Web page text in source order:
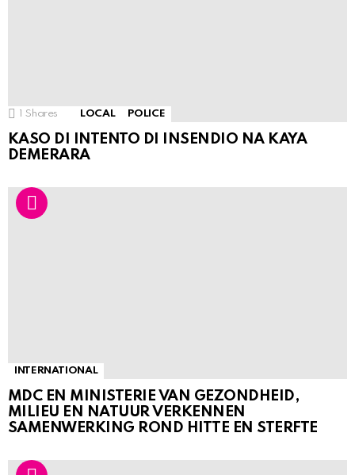
Shares LOCAL POLICE
KASO DI INTENTO DI INSENDIO NA KAYA
DEMERARA
INTERNATIONAL
MDC EN MINISTERIE VAN GEZONDHEID,
MILIEU EN NATUUR VERKENNEN
SAMENWERKING ROND HITTE EN STERFTE